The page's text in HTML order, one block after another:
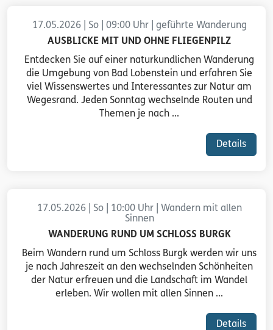
17.05.2026 | So | 09:00 Uhr | geführte Wanderung
AUSBLICKE MIT UND OHNE FLIEGENPILZ
Entdecken Sie auf einer naturkundlichen Wanderung
die Umgebung von Bad Lobenstein und erfahren Sie
viel Wissenswertes und Interessantes zur Natur am
Wegesrand. Jeden Sonntag wechselnde Routen und
Themen je nach ...
Details
17.05.2026 | So | 10:00 Uhr | Wandern mit allen
Sinnen
WANDERUNG RUND UM SCHLOSS BURGK
Beim Wandern rund um Schloss Burgk werden wir uns
je nach Jahreszeit an den wechselnden Schönheiten
der Natur erfreuen und die Landschaft im Wandel
erleben. Wir wollen mit allen Sinnen ...
Details